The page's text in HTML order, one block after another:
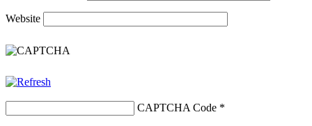
Website
CAPTCHA Code *